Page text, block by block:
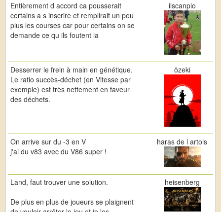
Entièrement d accord ca pousserait
certains a s inscrire et remplirait un peu
plus les courses car pour certains on se
demande ce qu ils foutent la
ilscanpio
Desserrer le frein à main en génétique.
Le ratio succès-déchet (en Vitesse par
exemple) est très nettement en faveur
des déchets.
özeki
On arrive sur du -3 en V
j'ai du v83 avec du V86 super !
haras de l artois
Land, faut trouver une solution.
De plus en plus de joueurs se plaignent
heisenberg